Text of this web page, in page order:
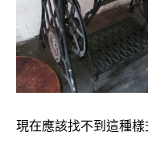
現在應該找不到這種